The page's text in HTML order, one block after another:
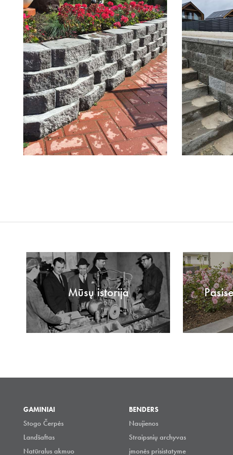
Mūsų istorija
GAMINIAI
Stogo Čerpės
Landšaftas
Natūralus akmuo
BENDERS
Naujienos
Straipsnių archyvas
įmonės prisistatyme